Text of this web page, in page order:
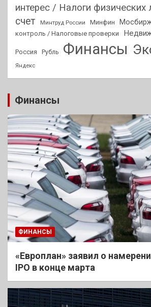
интерес / Налоги физических
счет
Минтруд России Минфин
контроль / Налоговые проверки
Россия Рубль Финансы
Яндекс
Финансы
ФИНАНСЫ
«Европлан» заявил о
IPO в конце марта